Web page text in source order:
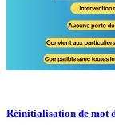
Réinitialisation de mot